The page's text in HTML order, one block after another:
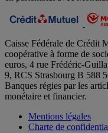
Caisse Fédérale de Crédit
coopérative à forme de
euros, 4 rue Frédéric-
9, RCS Strasbourg B 588
Banques régies par les
monétaire et financier.
Mentions légales
Charte de